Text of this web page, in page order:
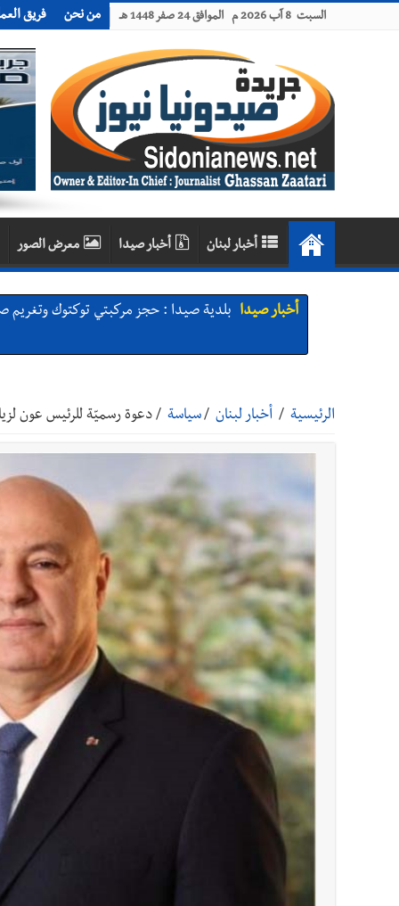
السبت 8 آب 2026 م الموافق 24 صفر 1448 هـ من نحن فريق
أخبار لبنان أخبار صيدا معرض الصور
أخبار صيدا بلدية صيدا : حجز مركبتي توكتوك وتغريم
بالصور : بلدية صيدا تستقبل السيد محمد
أخبار صيدا عمر مرجان يطلق أكاديمية نادي الحرية
أخبار لبنان ليلة سقوط رياض سلامة... هل ننتظر
أخبار لبنان ثقوب في اقتراح قانون الإعلام
أخبار لبنان هكذا خبأت إسرائيل شيطان التفاصيل !
أخبار لبنان
مؤتمر اقتصادي يتم العمل عليه في واشنطن
أخبار لبنان
مفكرة النشاطات الرسمية المقررة في لبنان ليوم
الرئيسية / أخبار لبنان /سياسة /دعوة رسميّة للرئيس عون